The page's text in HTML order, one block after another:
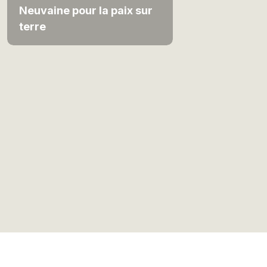
Neuvaine pour la paix sur
terre